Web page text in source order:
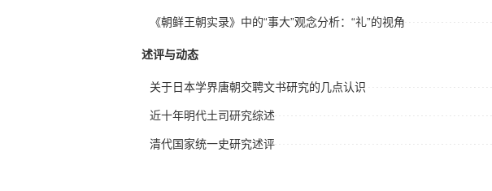
《朝鲜王朝实录》中的“事大”观念分析：“礼”的视角
述评与动态
关于日本学界唐朝交聘文书研究的几点认识
近十年明代土司研究综述
清代国家统一史研究述评